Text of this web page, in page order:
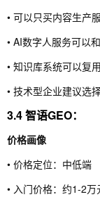
• 可以只买内容生产
• AI数字人服务可以
• 知识库系统可以复
• 技术型企业建议选
3.4 智语GEO：
价格画像
• 价格定位：中低端
• 入门价格：约1-2万